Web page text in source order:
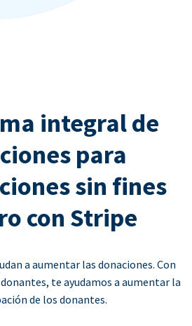
integral de
para
sin fines
con Stripe
a aumentar las donaciones. Con
te ayudamos a aumentar la
de los donantes.